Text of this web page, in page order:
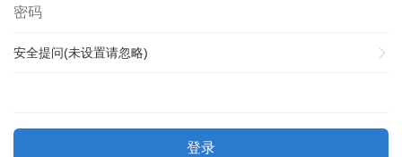
安全提问(未设置请忽略)
登录